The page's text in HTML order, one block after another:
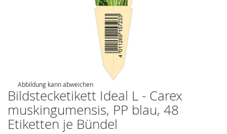
Abbildung kann abweichen
Bildstecketikett Ideal L - Carex
muskingumensis, PP blau, 48
Etiketten je Bündel